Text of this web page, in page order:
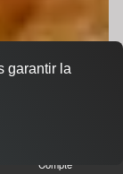
Compte
garantir la